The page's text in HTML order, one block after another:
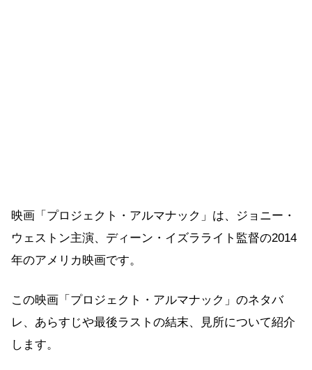
映画「プロジェクト・アルマナック」は、ジョニー・
ウェストン主演、ディーン・イズラライト監督の2014
年のアメリカ映画です。
この映画「プロジェクト・アルマナック」のネタバ
レ、あらすじや最後ラストの結末、見所について紹介
します。